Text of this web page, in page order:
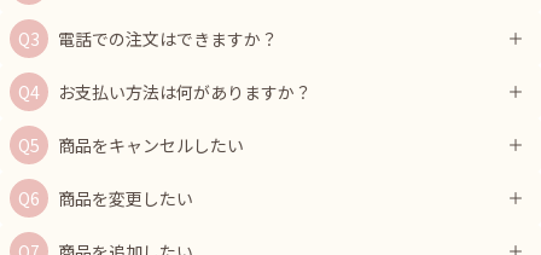
電話での注文はできますか？
お支払い方法は何がありますか？
商品をキャンセルしたい
商品を変更したい